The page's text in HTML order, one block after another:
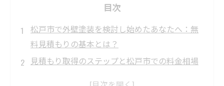
目次
松戸市で外壁塗装を検討し始めたあなたへ：無
料見積もりの基本とは？
見積もり取得のステップと松戸市での料金相場